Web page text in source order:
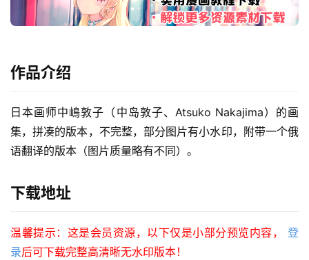
作品介绍
日本画师中嶋敦子（中岛敦子、Atsuko Nakajima）的画
集，拼凑的版本，不完整，部分图片有小水印，附带一个俄
语翻译的版本（图片质量略有不同）。
下载地址
温馨提示：这是会员资源，以下仅是小部分预览内容， 登
录后可下载完整高清晰无水印版本！